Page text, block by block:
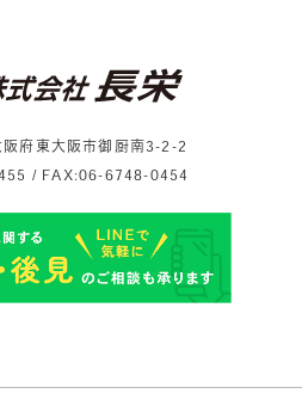
府東大阪市御厨南3-2-2
/ FAX:06-6748-0454